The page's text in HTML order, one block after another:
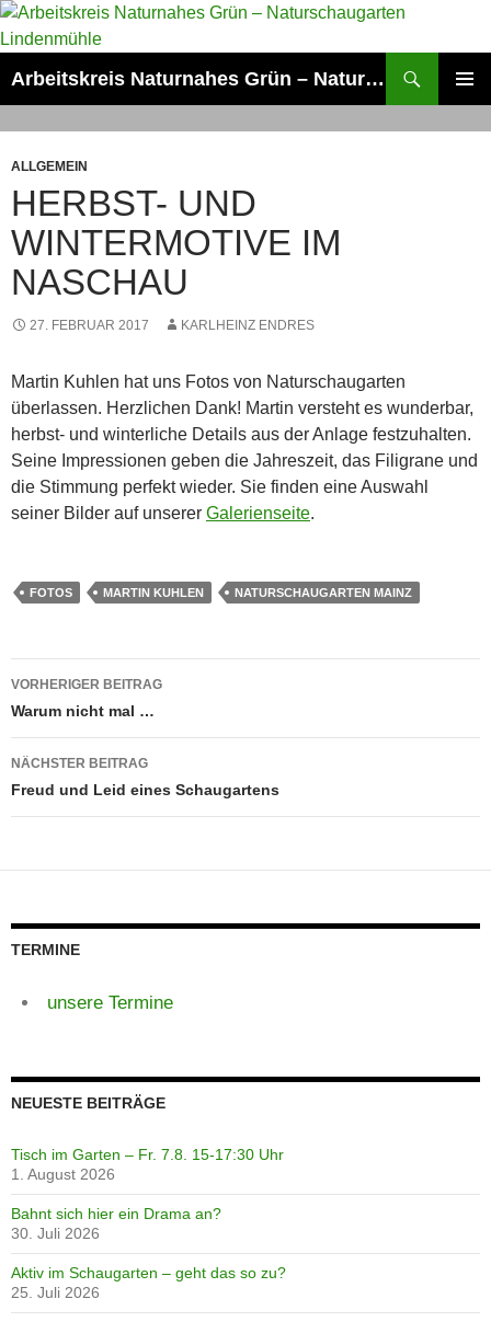
Zum
Inhalt
Arbeitskreis Naturnahes Grün – Naturschaugarten Lindenmühle
MENÜ
ALLGEMEIN
HERBST- UND
WINTERMOTIVE IM
NASCHAU
27. FEBRUAR 2017 KARLHEINZ ENDRES
Martin Kuhlen hat uns Fotos von Naturschaugarten
überlassen. Herzlichen Dank! Martin versteht es wunderbar,
herbst- und winterliche Details aus der Anlage festzuhalten.
Seine Impressionen geben die Jahreszeit, das Filigrane und
die Stimmung perfekt wieder. Sie finden eine Auswahl
seiner Bilder auf unserer Galerienseite.
FOTOS MARTIN KUHLEN NATURSCHAUGARTEN MAINZ
Beitragsnavigation
VORHERIGER BEITRAG
Warum nicht mal …
NÄCHSTER BEITRAG
Freud und Leid eines Schaugartens
TERMINE
unsere Termine
NEUESTE BEITRÄGE
Tisch im Garten – Fr. 7.8. 15-17:30 Uhr
1. August 2026
Bahnt sich hier ein Drama an?
30. Juli 2026
Aktiv im Schaugarten – geht das so zu?
25. Juli 2026